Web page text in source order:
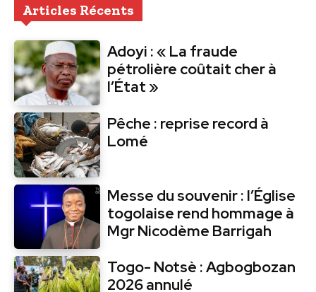
Articles Récents
Adoyi : « La fraude
pétrolière coûtait cher à
l’État »
Pêche : reprise record à
Lomé
Messe du souvenir : l’Église
togolaise rend hommage à
Mgr Nicodème Barrigah
Togo- Notsè : Agbogbozan
2026 annulé